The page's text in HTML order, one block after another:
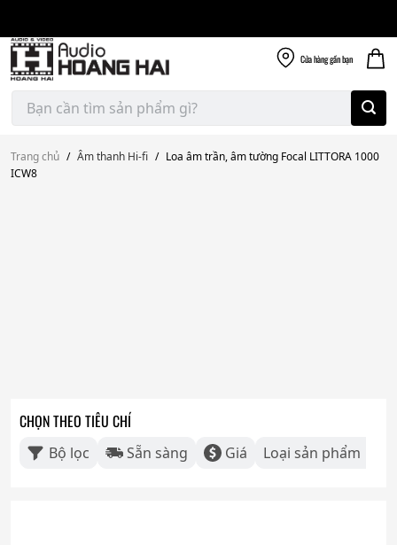
content
Cửa hànggần bạn
Tìm
kiếm:
Trang chủ / Âm thanh Hi-fi / Loa âm trần, âm tường Focal LITTORA 1000
ICW8
CHỌN THEO TIÊU CHÍ
Bộ lọc Sẵn sàng Giá Loại sản phẩm